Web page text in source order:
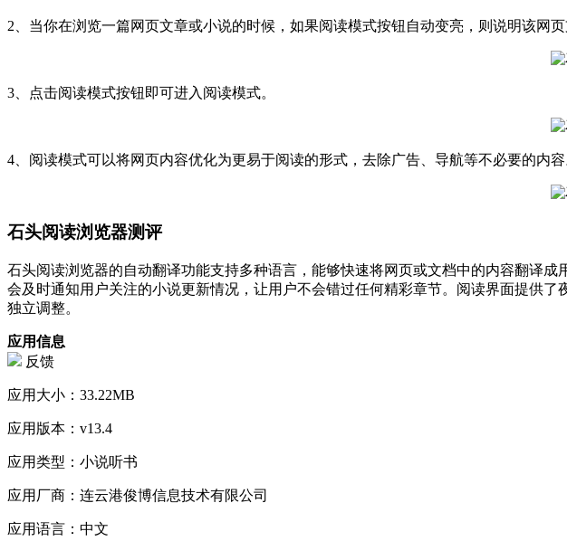
2、当你在浏览一篇网页文章或小说的时候，如果阅读模式按钮自动变亮，则说明该网页
3、点击阅读模式按钮即可进入阅读模式。
4、阅读模式可以将网页内容优化为更易于阅读的形式，去除广告、导航等不必要的内容
石头阅读浏览器测评
石头阅读浏览器的自动翻译功能支持多种语言，能够快速将网页或文档中的内容翻译
会及时通知用户关注的小说更新情况，让用户不会错过任何精彩章节。阅读界面提供
独立调整。
应用信息
反馈
应用大小： 33.22MB
应用版本： v13.4
应用类型： 小说听书
应用厂商： 连云港俊博信息技术有限公司
应用语言： 中文